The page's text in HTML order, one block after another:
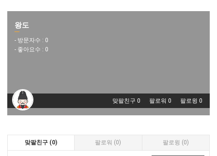
왕도
- 방문자수 : 0
- 좋아요수 : 0
맞팔친구 0 팔로워 0 팔로윙 0
맞팔친구 (0) 팔로워 (0) 팔로윙 (0)